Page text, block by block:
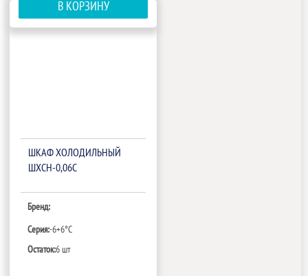
В КОРЗИНУ
ШКАФ ХОЛОДИЛЬНЫЙ
ШХСН-0,06С
Бренд:
Серия:-6+6°C
Остаток:6 шт